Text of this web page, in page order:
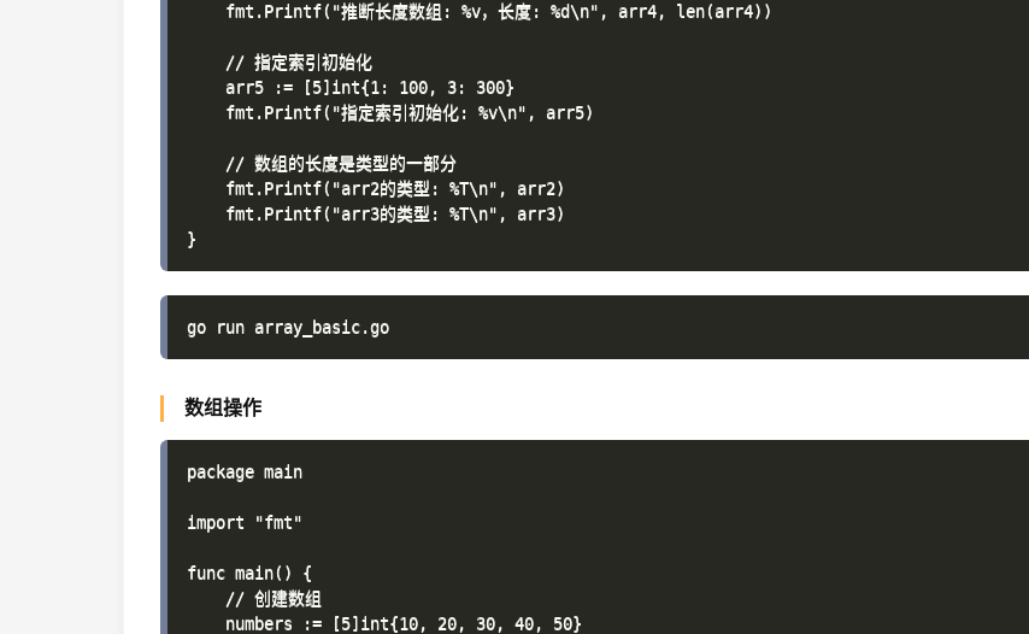
    fmt.Printf("推断长度数组: %v，长度: %d\n", arr4, len(arr4))
    // 指定索引初始化
    arr5 := [5]int{1: 100, 3: 300}
    fmt.Printf("指定索引初始化: %v\n", arr5)
    // 数组的长度是类型的一部分
    fmt.Printf("arr2的类型: %T\n", arr2)
    fmt.Printf("arr3的类型: %T\n", arr3)
数组操作
package main
import "fmt"
func main() {
    // 创建数组
    numbers := [5]int{10, 20, 30, 40, 50}